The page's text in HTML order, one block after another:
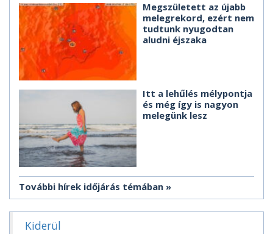
Megszületett az újabb
melegrekord, ezért nem
tudtunk nyugodtan
aludni éjszaka
Itt a lehűlés mélypontja
és még így is nagyon
melegünk lesz
További hírek időjárás témában
Kiderül